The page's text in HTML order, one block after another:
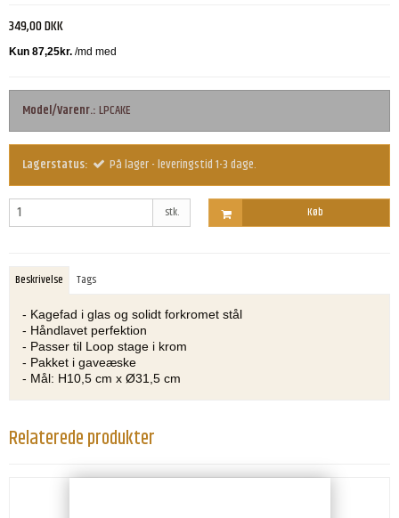
349,00 DKK
Model/Varenr.:LPCAKE
Lagerstatus: På lager - leveringstid 1-3 dage.
stk. Køb
Beskrivelse Tags
- Kagefad i glas og solidt forkromet stål
- Håndlavet perfektion
- Passer til Loop stage i krom
- Pakket i gaveæske
- Mål: H10,5 cm x Ø31,5 cm
Relaterede produkter